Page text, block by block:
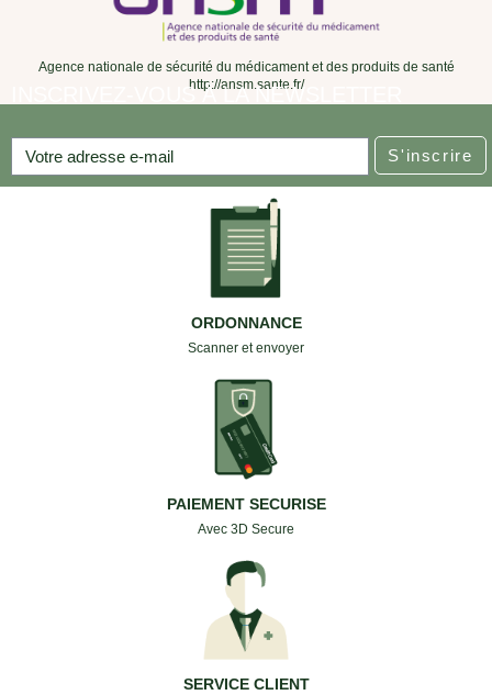
Agence nationale de sécurité du médicament et des produits de santé
http://ansm.sante.fr/
INSCRIVEZ-VOUS À LA NEWSLETTER
S'inscrire
ORDONNANCE
Scanner et envoyer
PAIEMENT SECURISE
Avec 3D Secure
SERVICE CLIENT